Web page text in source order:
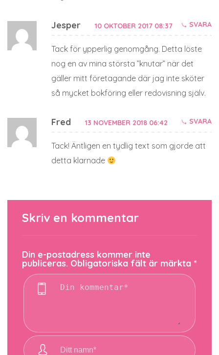
Jesper 10 OKTOBER 2017 08:37 SVARA
Tack för ypperlig genomgång. Detta löste
nog en av mina största ”knutar” när det
gäller mitt företagande där jag inte sköter
så mycket bokföring eller redovisning själv.
Fred 13 NOVEMBER 2018 06:42 SVARA
Tack! Äntligen en tydlig text som gjorde att
detta klarnade
Skriv en kommentar
Din e-postadress kommer inte
publiceras. Obligatoriska fält är märkta *